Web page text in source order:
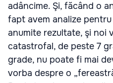
adâncime. Şi, făcând o
fapt avem analize
anumite rezultate, şi noi
catastrofal, de peste 7
grade, nu poate fi mai
vorba despre o